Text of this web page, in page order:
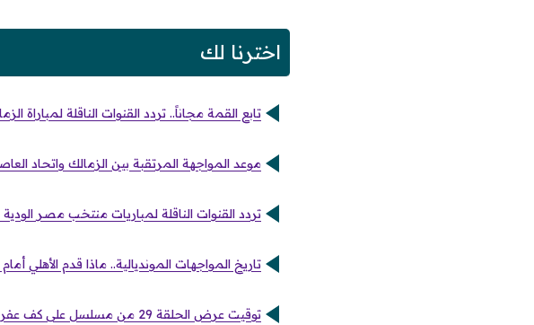
اخترنا لك
تابع القمة مجاناً.. تردد القنوات الناقلة لمباراة
موعد المواجهة المرتقبة بين الزمالك واتحاد
تردد القنوات الناقلة لمباريات منتخب مصر
تاريخ المواجهات المونديالية.. ماذا قدم الأهلي
توقيت عرض الحلقة 29 من مسلسل على كف عفريت والقنوات الناقلة للملحمة الدرامية